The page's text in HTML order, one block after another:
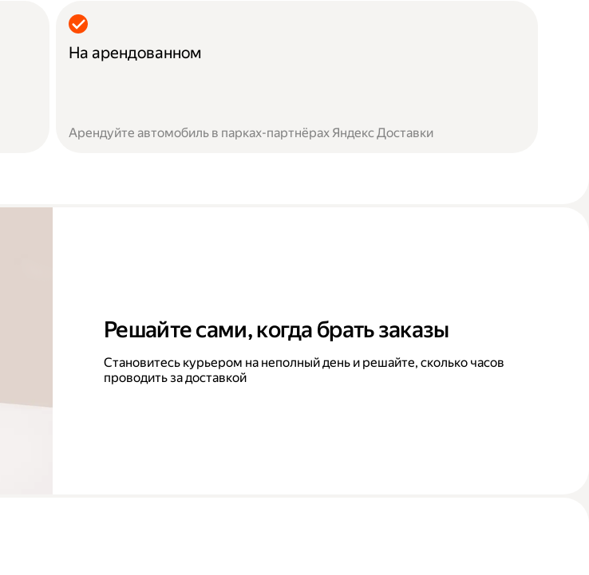
На арендованном
Арендуйте автомобиль в парках-партнёрах Яндекс Доставки
Решайте сами, когда брать заказы
Становитесь курьером на неполный день и решайте, сколько часов
проводить за доставкой